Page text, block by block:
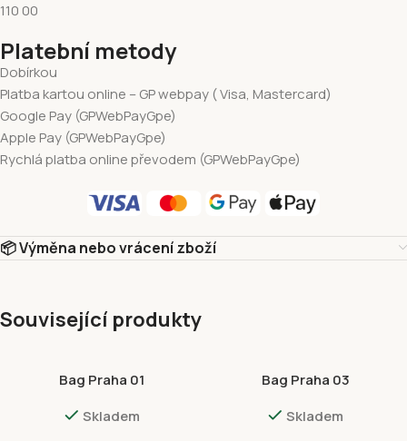
110 00
Platební metody
Dobírkou
Platba kartou online – GP webpay ( Visa, Mastercard)
Google Pay (GPWebPayGpe)
Apple Pay (GPWebPayGpe)
Rychlá platba online převodem (GPWebPayGpe)
📦 Výměna nebo vrácení zboží
Související produkty
Bag Praha 01
Skladem
Bag Praha 03
Skladem